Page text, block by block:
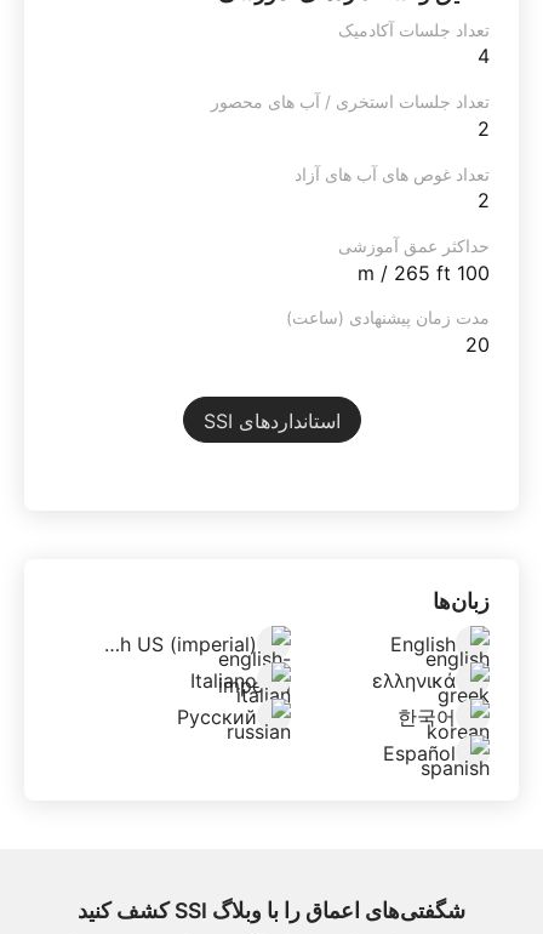
تعداد جلسات آکادمیک
4
تعداد جلسات استخری / آب های محصور
2
تعداد غوص های آب های آزاد
2
حداکثر عمق آموزشی
100 m / 265 ft
مدت زمان پیشنهادی (ساعت)
20
استانداردهای SSI
زبان‌ها
English
English US (imperial)
ελληνικά
Italiano
한국어
Русский
Español
شگفتی‌های اعماق را با وبلاگ SSI کشف کنید